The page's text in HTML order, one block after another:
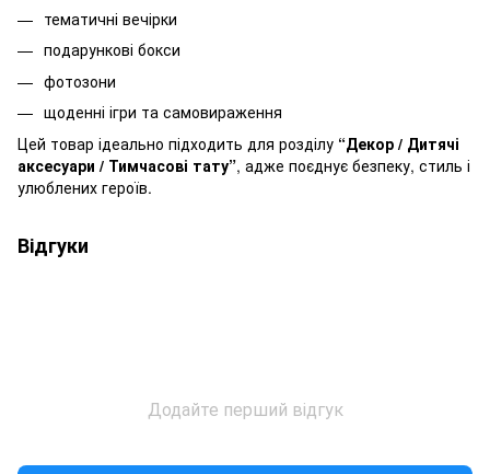
тематичні вечірки
подарункові бокси
фотозони
щоденні ігри та самовираження
Цей товар ідеально підходить для розділу “Декор / Дитячі
аксесуари / Тимчасові тату”, адже поєднує безпеку, стиль і
улюблених героїв.
Відгуки
Додайте перший відгук